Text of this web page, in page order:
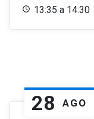
13:35 a 14:30
28 AGO